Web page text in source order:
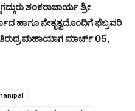
ಶಂಕರಾಚಾರ್ಯ ಶ್ರೀ
ಹಾಗೂ ನೇತೃತ್ವದೊಂದಿಗೆ ಫೆಬ್ರವರಿ
ಮಹಾಯಾಗ ಮಾರ್ಚ್ 05,